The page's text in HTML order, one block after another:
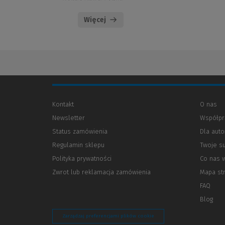
Więcej
Kontakt
Newsletter
Status zamówienia
Regulamin sklepu
Polityka prywatności
innej
Zwrot lub reklamacja zamówienia
O nas
Dla
Twoje
Co nas
Mapa
FAQ
Blog
Zarządzaj preferencjami plików cookie